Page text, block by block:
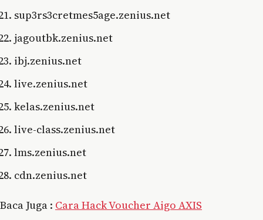
sup3rs3cretmes5age.zenius.net
jagoutbk.zenius.net
ibj.zenius.net
live.zenius.net
kelas.zenius.net
live-class.zenius.net
lms.zenius.net
cdn.zenius.net
Baca Juga : Cara Hack Voucher Aigo AXIS